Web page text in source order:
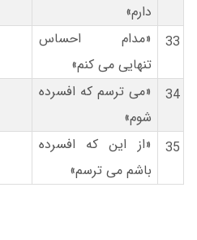
دارم»
33
«مدام احساس
تنهایی می کنم»
34
«می ترسم که افسرده
شوم»
35
«از این که افسرده
باشم می ترسم»